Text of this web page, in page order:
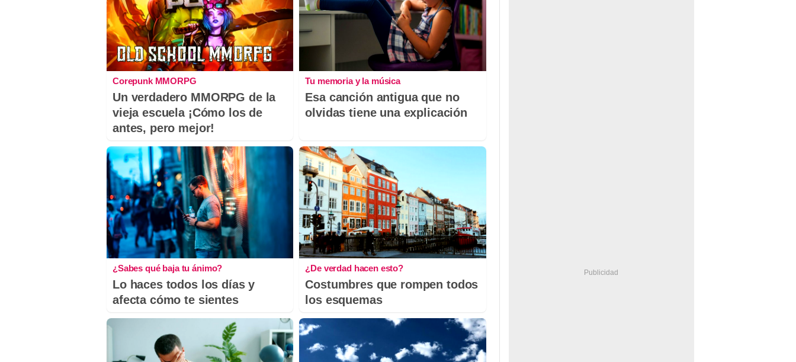
Corepunk MMORPG
Un verdadero MMORPG de la
vieja escuela ¡Cómo los de
antes, pero mejor!
Tu memoria y la música
Esa canción antigua que no
olvidas tiene una explicación
¿Sabes qué baja tu ánimo?
Lo haces todos los días y
afecta cómo te sientes
¿De verdad hacen esto?
Costumbres que rompen todos
los esquemas